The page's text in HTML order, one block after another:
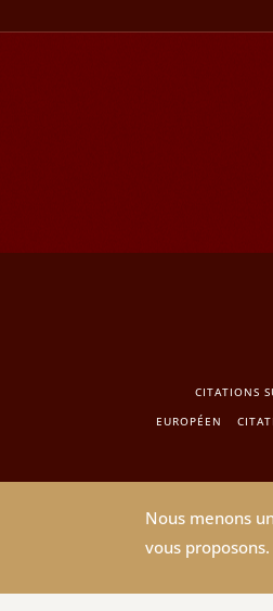
CITATIONS
EUROPÉEN
Nous menons
vous